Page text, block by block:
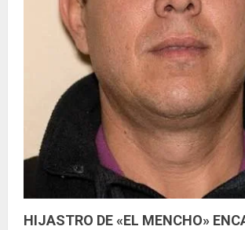
HIJASTRO DE «EL MENCHO»